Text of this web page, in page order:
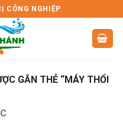
CÔNG NGHIỆP
GẮN THẺ “MÁY THỔI